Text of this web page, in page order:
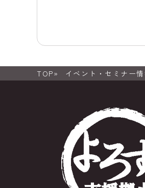
TOP イベント・セミナー